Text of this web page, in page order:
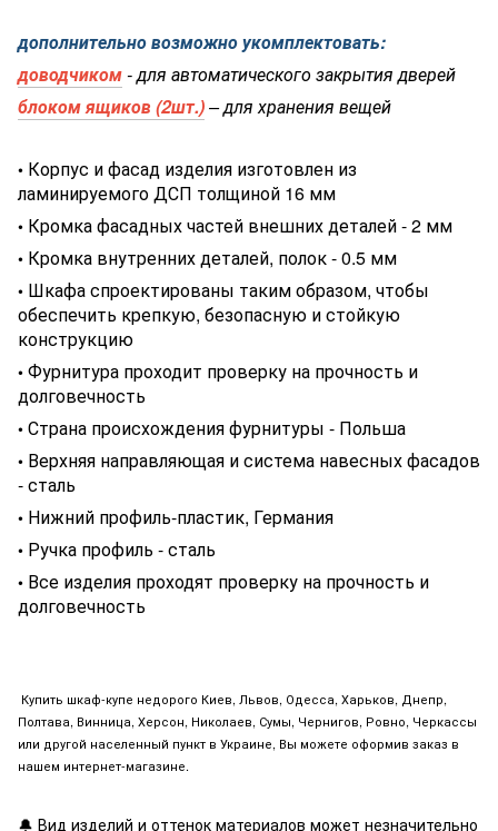
дополнительно возможно укомплектовать:
доводчиком-для автоматического закрытия дверей
блоком ящиков (2шт.)– для хранения вещей
• Корпус и фасад изделия изготовлен из
ламинируемого ДСП толщиной 16 мм
• Кромка фасадных частей внешних деталей - 2 мм
• Кромка внутренних деталей, полок - 0.5 мм
• Шкафа спроектированы таким образом, чтобы
обеспечить крепкую, безопасную и стойкую
конструкцию
• Фурнитура проходит проверку на прочность и
долговечность
• Страна происхождения фурнитуры - Польша
• Верхняя направляющая и система навесных фасадов
- сталь
• Нижний профиль-пластик, Германия
• Ручка профиль - сталь
• Все изделия проходят проверку на прочность и
долговечность
Купить шкаф-купе недорого Киев, Львов, Одесса, Харьков, Днепр,
Полтава, Винница, Херсон, Николаев, Сумы, Чернигов, Ровно, Черкассы
или другой населенный пункт в Украине, Вы можете оформив заказ в
нашем интернет-магазине.
🔔 Вид изделий и оттенок материалов может незначительно